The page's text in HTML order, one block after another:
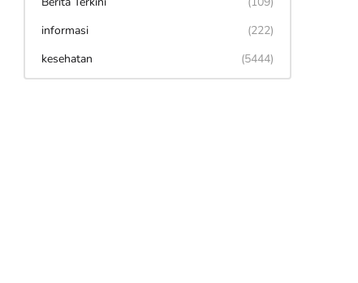
informasi
(222)
kesehatan
(5444)